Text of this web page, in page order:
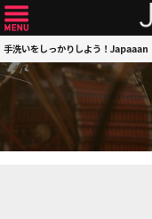
手洗いをしっかりしよう！Japaaan